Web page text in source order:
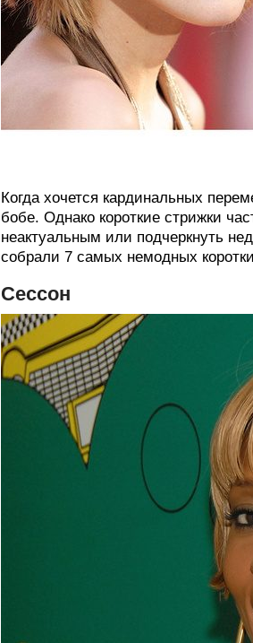
Когда хочется кардинальных
бобе. Однако короткие стрижки
неактуальным или подчеркнуть
собрали 7 самых немодных
Сессон